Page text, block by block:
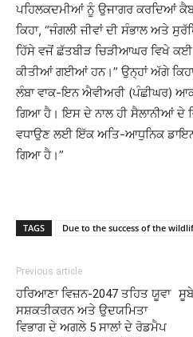
ਪਹਿਲਕਦਮੀਆਂ ਨੂੰ ਉਜਾਗਰ ਕਰਦਿਆਂ
ਕਿਹਾ, “ਜੰਗਲੀ ਜੀਵਾਂ ਦੀ ਸੰਭਾਲ ਅਤੇ
ਹਿੱਸੇ ਵਜੋਂ ਛੱਤਬੀੜ ਚਿੜੀਆਘਰ ਵਿਖੇ
ਕੀਤੀਆਂ ਗਈਆਂ ਹਨ।” ਉਨ੍ਹਾਂ ਅੱਗੇ
ਲੰਬਾ ਵਾਕ-ਇਨ ਐਵੀਅਰੀ (ਪੰਛੀਘਰ)
ਗਿਆ ਹੈ। ਇਸ ਦੇ ਨਾਲ ਹੀ ਸੈਲਾਨੀਆਂ
ਵਧਾਉਣ ਲਈ ਇੱਕ ਅਤਿ-ਆਧੁਨਿਕ
ਗਿਆ ਹੈ।”
TAGS Due to the success of the
Previous article
ਹਰਿਆਣਾ ਵਿਜ਼ਨ-2047 ਤਹਿਤ ਯੂਵਾ
ਸਸ਼ਕਤੀਕਰਨ ਅਤੇ ਉਦਯਮਿਤਾ
ਵਿਭਾਗ ਦੇ ਅਗਲੇ 5 ਸਾਲਾਂ ਦੇ ਰੋਡਮੈਪ